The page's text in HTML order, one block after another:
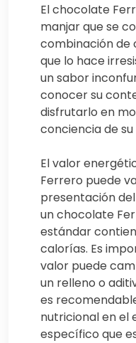
El chocolate
manjar que se
combinación de
que lo hace
un sabor
conocer su
disfrutarlo en
conciencia de
El valor
Ferrero puede
presentación
un chocolate
estándar
calorías. Es
valor puede
un relleno o
es
nutricional en el
específico que